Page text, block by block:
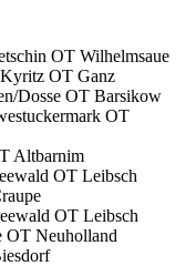
OT Wilhelmsaue
OT Ganz
Dosse OT Barsikow
OT
Altbarnim
OT Leibsch
OT Leibsch
OT Neuholland